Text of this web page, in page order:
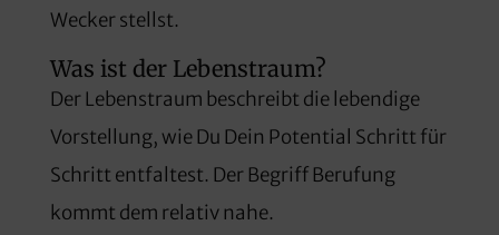
Wecker stellst.
Was ist der Lebenstraum?
Der Lebenstraum beschreibt die lebendige
Vorstellung, wie Du Dein Potential Schritt für
Schritt entfaltest. Der Begriff Berufung
kommt dem relativ nahe.